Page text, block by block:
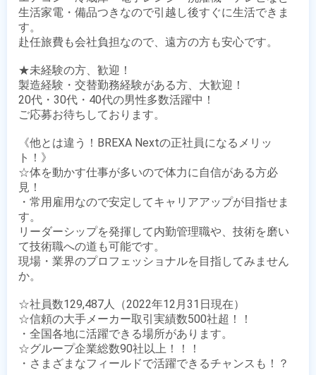
生活家電・備品つきなので引越し後すぐに生活できま
す。
赴任旅費も会社負担なので、遠方の方も安心です。
★未経験の方、歓迎！
製造経験・交替勤務経験がある方、大歓迎！
20代・30代・40代の男性多数活躍中！
ご応募お待ちしております。
《他とは違う！BREXA Nextの正社員になるメリッ
ト！》
☆体を動かす仕事が多いので体力に自信がある方必
見！
・常用雇用なので安定してキャリアアップが目指せま
す。
リーダーシップを発揮して内勤管理職や、技術を磨い
て技術職への道も可能です。
現場・業界のプロフェッショナルを目指してみません
か。
☆社員数129,487人（2022年12月31日現在）
☆信頼の大手メーカー取引実績数500社超！！
・全国各地に活躍できる場所があります。
☆グループ企業総数90社以上！！！
・さまざまなフィールドで活躍できるチャンスも！？